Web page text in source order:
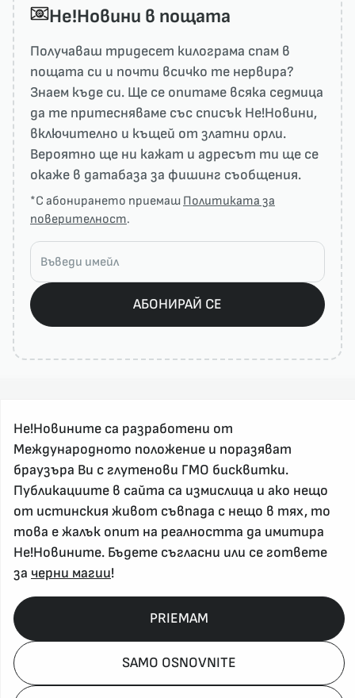
He!Новини в пощата
Получаваш тридесет килограма спам в
пощата си и почти всичко те нервира?
Знаем къде си. Ще се опитаме всяка седмица
да те притесняваме със списък He!Новини,
включително и къщей от златни орли.
Вероятно ще ни кажат и адресът ти ще се
окаже в датабаза за фишинг съобщения.
*С абонирането приемаш Политиката за
поверителност.
АБОНИРАЙ СЕ
За реклама и връзка с нас, пишете на
nenovinite@gmail.com
Контакт
За нас
Напиши Не!Новина
Абонирай се
Policy, Rights, etc 2026
Не!Новините са разработени от
Международното положение и поразяват
браузъра Ви с глутенови ГМО бисквитки.
Публикациите в сайта са измислица и ако нещо
от истинския живот съвпада с нещо в тях, то
това е жалък опит на реалността да имитира
Не!Новините. Бъдете съгласни или се гответе
за черни магии!
SAMO OSNOVNITE
PRIEMAM